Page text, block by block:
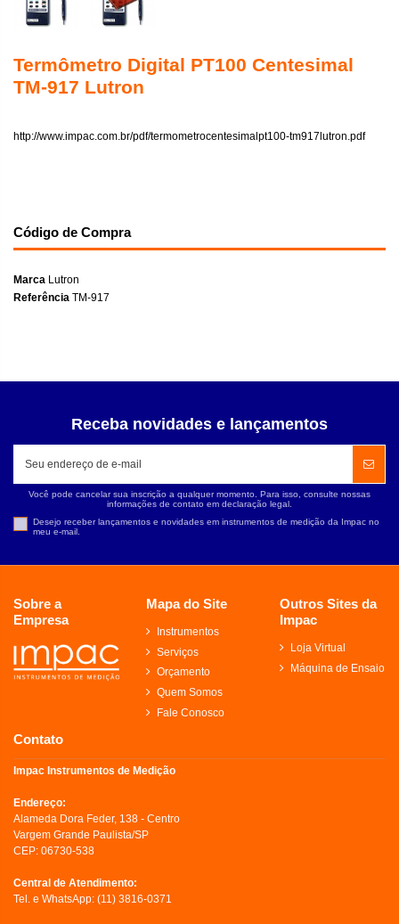
Termômetro Digital PT100 Centesimal
TM-917 Lutron
http://www.impac.com.br/pdf/termometrocentesimalpt100-tm917lutron.pdf
Código de Compra
Marca Lutron
Referência TM-917
Receba novidades e lançamentos
Você pode cancelar sua inscrição a qualquer momento. Para isso, consulte nossas
informações de contato em declaração legal.
Desejo receber lançamentos e novidades em instrumentos de medição da Impac no
meu e-mail.
Sobre a
Empresa
Mapa do Site
Instrumentos
Serviços
Orçamento
Quem Somos
Fale Conosco
Outros Sites da
Impac
Loja Virtual
Máquina de Ensaio
Contato
Impac Instrumentos de Medição
Endereço:
Alameda Dora Feder, 138 - Centro
Vargem Grande Paulista/SP
CEP: 06730-538
Central de Atendimento:
Tel. e WhatsApp: (11) 3816-0371